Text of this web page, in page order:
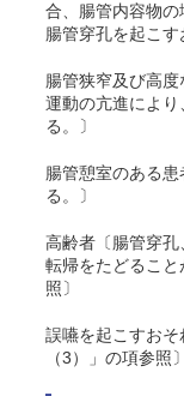
合、腸管内容物
腸管穿孔を起こす
腸管狭窄及び高
運動の亢進によ
る。〕
腸管憩室のある
る。〕
高齢者〔腸管穿
転帰をたどるこ
照〕
誤嚥を起こすお
（3）」の項参照〕